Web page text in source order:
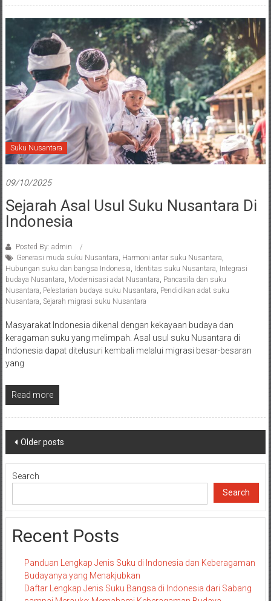
Suku Nusantara
09/10/2025
Sejarah Asal Usul Suku Nusantara Di
Indonesia
Posted By: admin
Generasi muda suku Nusantara, Harmoni antar suku Nusantara,
Hubungan suku dan bangsa Indonesia, Identitas suku Nusantara, Integrasi
budaya Nusantara, Modernisasi adat Nusantara, Pancasila dan suku
Nusantara, Pelestarian budaya suku Nusantara, Pendidikan adat suku
Nusantara, Sejarah migrasi suku Nusantara
Masyarakat Indonesia dikenal dengan kekayaan budaya dan
keragaman suku yang melimpah. Asal usul suku Nusantara di
Indonesia dapat ditelusuri kembali melalui migrasi besar-besaran
yang
Read more
Posts
navigation
Older posts
Search
Search
Recent Posts
Panduan Lengkap Jenis Suku di Indonesia dan Keberagaman
Budayanya yang Menakjubkan
Daftar Lengkap Jenis Suku Bangsa di Indonesia dari Sabang